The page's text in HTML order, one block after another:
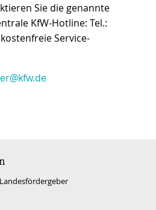
Sie die genannte
KfW-Hotline: Tel.:
Service-